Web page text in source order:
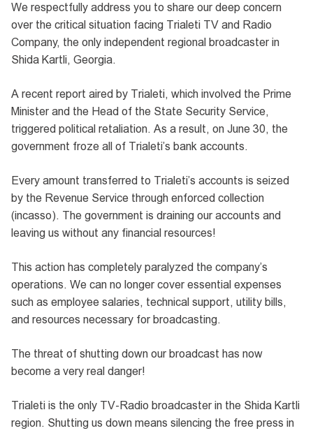
We respectfully address you to share our deep concern
over the critical situation facing Trialeti TV and Radio
Company, the only independent regional broadcaster in
Shida Kartli, Georgia.
A recent report aired by Trialeti, which involved the Prime
Minister and the Head of the State Security Service,
triggered political retaliation. As a result, on June 30, the
government froze all of Trialeti’s bank accounts.
Every amount transferred to Trialeti’s accounts is seized
by the Revenue Service through enforced collection
(incasso). The government is draining our accounts and
leaving us without any financial resources!
This action has completely paralyzed the company’s
operations. We can no longer cover essential expenses
such as employee salaries, technical support, utility bills,
and resources necessary for broadcasting.
The threat of shutting down our broadcast has now
become a very real danger!
Trialeti is the only TV-Radio broadcaster in the Shida Kartli
region. Shutting us down means silencing the free press in